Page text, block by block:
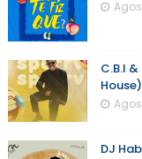
C.B.I
House)
DJ